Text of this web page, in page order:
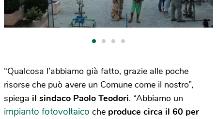
“Qualcosa l’abbiamo già fatto, grazie alle poche
risorse che può avere un Comune come il nostro”,
spiega il sindaco Paolo Teodori. “Abbiamo un
impianto fotovoltaico che produce circa il 60 per